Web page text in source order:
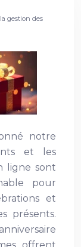
gestion des
notre
et les
ligne sont
pour
et
présents.